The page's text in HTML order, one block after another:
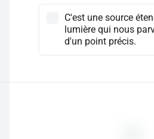
C'est une source
lumière qui nous
d'un point précis.